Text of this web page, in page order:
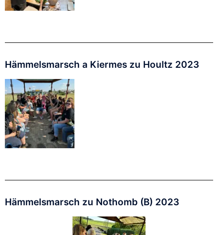
Hämmelsmarsch a Kiermes zu Houltz 2023
Hämmelsmarsch zu Nothomb (B) 2023